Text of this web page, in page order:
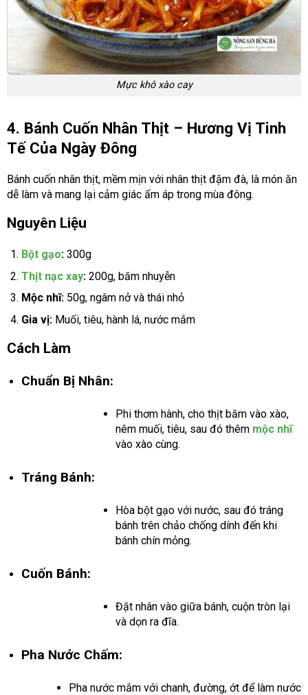
Mực khô xào cay
4. Bánh Cuốn Nhân Thịt – Hương Vị Tinh
Tế Của Ngày Đông
Bánh cuốn nhân thịt, mềm mịn với nhân thịt đậm đà, là món ăn
dễ làm và mang lại cảm giác ấm áp trong mùa đông.
Nguyên Liệu
Bột gạo:300g
Thịt nạc xay:200g, băm nhuyễn
Mộc nhĩ:50g, ngâm nở và thái nhỏ
Gia vị:Muối, tiêu, hành lá, nước mắm
Cách Làm
Chuẩn Bị Nhân:
Phi thơm hành, cho thịt băm vào xào,
nêm muối, tiêu, sau đó thêm mộc nhĩ
vào xào cùng.
Tráng Bánh:
Hòa bột gạo với nước, sau đó tráng
bánh trên chảo chống dính đến khi
bánh chín mỏng.
Cuốn Bánh:
Đặt nhân vào giữa bánh, cuộn tròn lại
và dọn ra đĩa.
Pha Nước Chấm:
Pha nước mắm với chanh, đường, ớt để làm nước